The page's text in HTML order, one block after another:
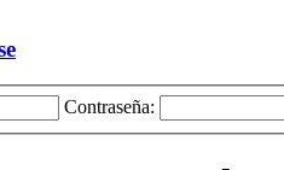
Contraseña: